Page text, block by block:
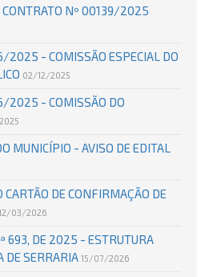
CONTRATO Nº 00139/2025
2025 - COMISSÃO ESPECIAL DO
02/12/2025
2025 - COMISSÃO DO
MUNICÍPIO - AVISO DE EDITAL
CARTÃO DE CONFIRMAÇÃO DE
03/2026
693, DE 2025 - ESTRUTURA
DE SERRARIA 15/07/2026